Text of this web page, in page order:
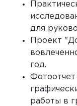
для
Проект
год.
Фотоотчет
работы в